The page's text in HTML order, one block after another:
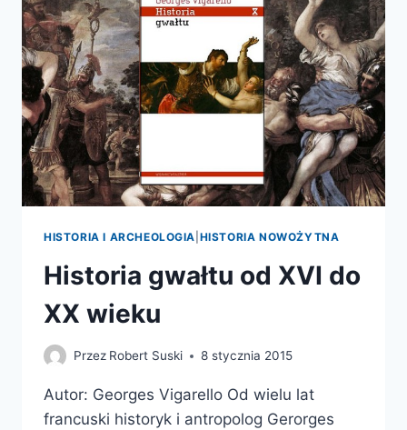
HISTORIA I ARCHEOLOGIA HISTORIA NOWOŻYTNA
Historia gwałtu od XVI do
XX wieku
Przez Robert Suski 8 stycznia 2015
Autor: Georges Vigarello Od wielu lat
francuski historyk i antropolog Gerorges